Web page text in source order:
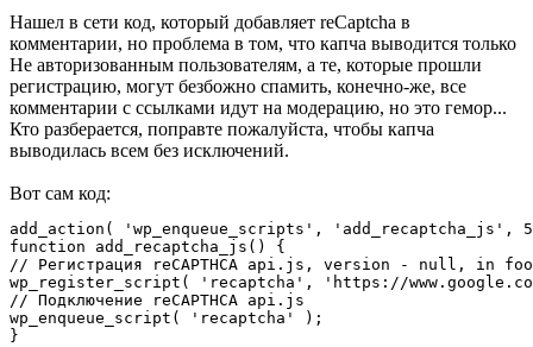
Нашел в сети код, который добавляет reCaptcha в
комментарии, но проблема в том, что капча выводится только
Не авторизованным пользователям, а те, которые прошли
регистрацию, могут безбожно спамить, конечно-же, все
комментарии с ссылками идут на модерацию, но это гемор...
Кто разберается, поправте пожалуйста, чтобы капча
выводилась всем без исключений.
Вот сам код:
add_action( 'wp_enqueue_scripts',
function add_recaptcha_js() {
// Регистрация reCAPTHCA api.js, version - null, in
wp_register_script( 'recaptcha', 'https://
// Подключение reCAPTHCA api.js
wp_enqueue_script( 'recaptcha' );
}